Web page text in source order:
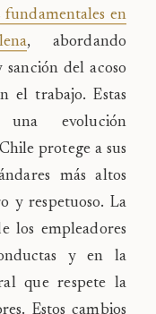
en
, abordando
del acoso
el trabajo. Estas
una evolución
protege a sus
más altos
y respetuoso. La
los empleadores
y en la
que respete la
Estos cambios